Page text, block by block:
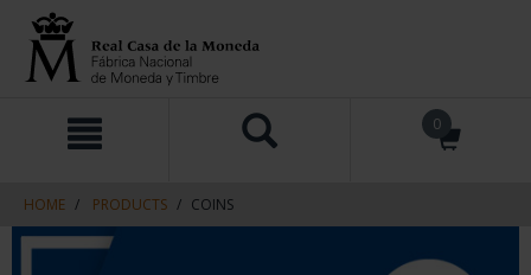
navigation
0
HOME PRODUCTS COINS